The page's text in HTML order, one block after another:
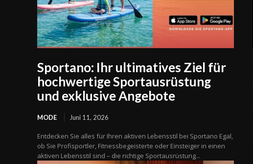
Sportano: Ihr ultimatives Ziel für
hochwertige Sportausrüstung
und exklusive Angebote
MODE Juni 11, 2026
Entdecken Sie alles für Ihren aktiven Lebensstil bei Sportano Egal,
ob Sie Profisportler, Fitnessbegeisterte oder Einsteiger in einen
aktiven Lebensstil sind – die richtige Sportausrüstung...